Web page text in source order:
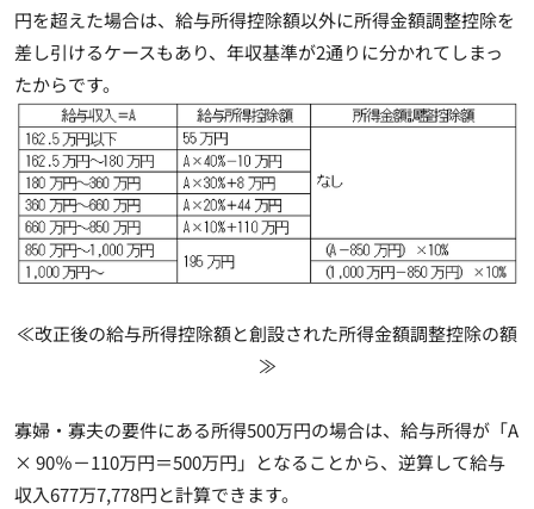
円を超えた場合は、給与所得控除額以外に所得金額調整控除を
差し引けるケースもあり、年収基準が2通りに分かれてしまっ
たからです。
≪改正後の給与所得控除額と創設された所得金額調整控除の額
≫
寡婦・寡夫の要件にある所得500万円の場合は、給与所得が「A
× 90％－110万円＝500万円」となることから、逆算して給与
収入677万7,778円と計算できます。